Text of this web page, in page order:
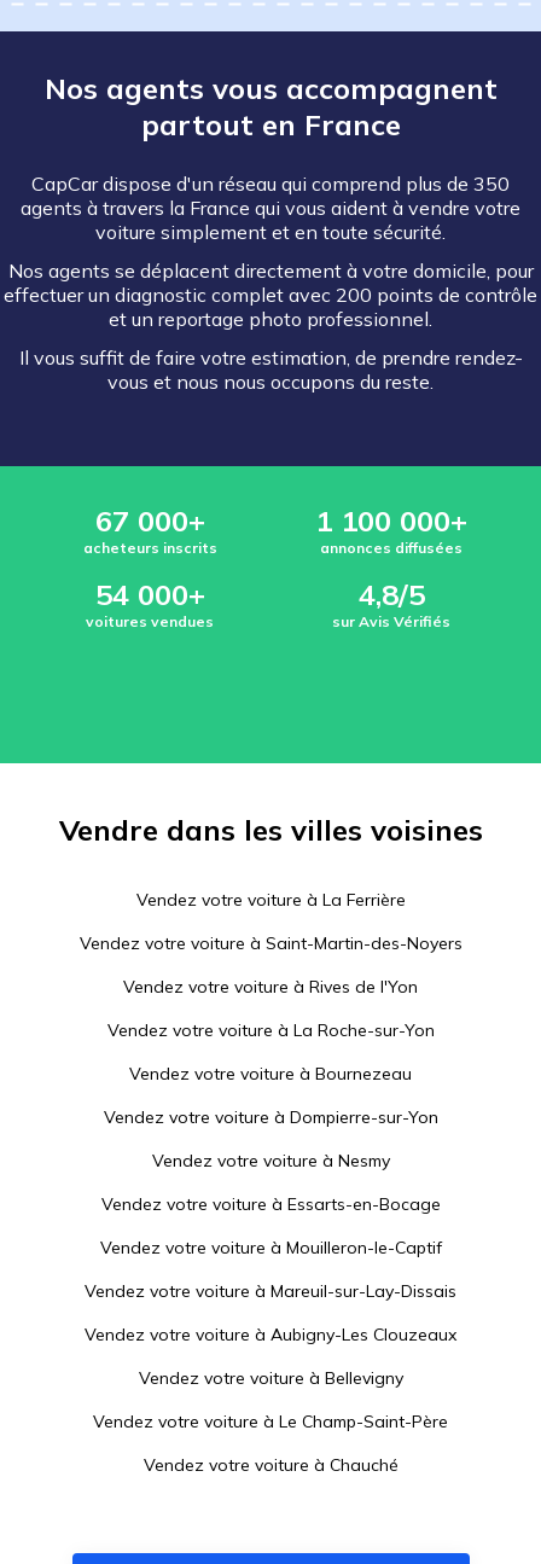
Nos agents vous accompagnent
partout en France
CapCar dispose d'un réseau qui comprend plus de 350
agents à travers la France qui vous aident à vendre votre
voiture simplement et en toute sécurité.
Nos agents se déplacent directement à votre domicile, pour
effectuer un diagnostic complet avec 200 points de contrôle
et un reportage photo professionnel.
Il vous suffit de faire votre estimation, de prendre rendez-
vous et nous nous occupons du reste.
67 000+
acheteurs inscrits
1 100 000+
annonces diffusées
54 000+
voitures vendues
4,8/5
sur Avis Vérifiés
Vendre dans les villes voisines
Vendez votre voiture à La Ferrière
Vendez votre voiture à Saint-Martin-des-Noyers
Vendez votre voiture à Rives de l'Yon
Vendez votre voiture à La Roche-sur-Yon
Vendez votre voiture à Bournezeau
Vendez votre voiture à Dompierre-sur-Yon
Vendez votre voiture à Nesmy
Vendez votre voiture à Essarts-en-Bocage
Vendez votre voiture à Mouilleron-le-Captif
Vendez votre voiture à Mareuil-sur-Lay-Dissais
Vendez votre voiture à Aubigny-Les Clouzeaux
Vendez votre voiture à Bellevigny
Vendez votre voiture à Le Champ-Saint-Père
Vendez votre voiture à Chauché
Vendez votre voiture àChantonnay